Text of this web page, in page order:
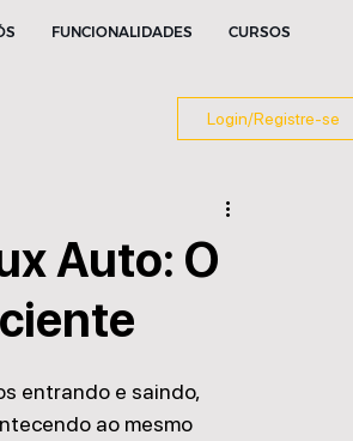
CURSOS
FUNCIONALIDADES
Login/Registre-se
Auto: O
entrando e saindo,
ao mesmo